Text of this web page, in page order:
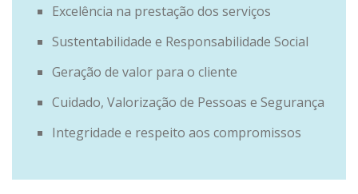
Excelência na prestação dos serviços
Sustentabilidade e Responsabilidade Social
Geração de valor para o cliente
Cuidado, Valorização de Pessoas e Segurança
Integridade e respeito aos compromissos